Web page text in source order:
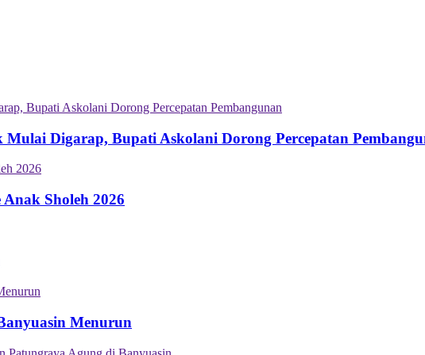
Digarap, Bupati Askolani Dorong Percepatan
Sholeh 2026
Menurun